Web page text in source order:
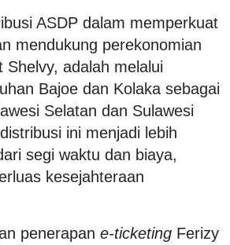
ASDP dalam memperkuat
mendukung perekonomian
Shelvy, adalah melalui
Bajoe dan Kolaka sebagai
Selatan dan Sulawesi
ini menjadi lebih
segi waktu dan biaya,
kesejahteraan
penerapan e-ticketing Ferizy